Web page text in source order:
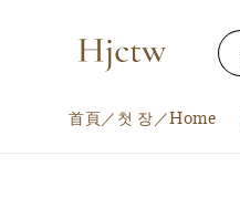
首頁／첫 장／Home